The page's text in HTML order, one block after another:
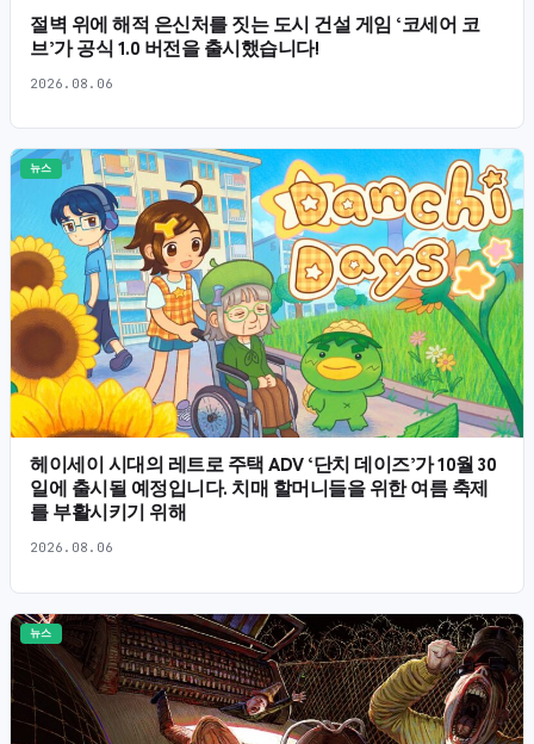
절벽 위에 해적 은신처를 짓는 도시 건설 게임 ‘코세어 코
브’가 공식 1.0 버전을 출시했습니다!
2026.08.06
뉴스
헤이세이 시대의 레트로 주택 ADV ‘단치 데이즈’가 10월 30
일에 출시될 예정입니다. 치매 할머니들을 위한 여름 축제
를 부활시키기 위해
2026.08.06
뉴스